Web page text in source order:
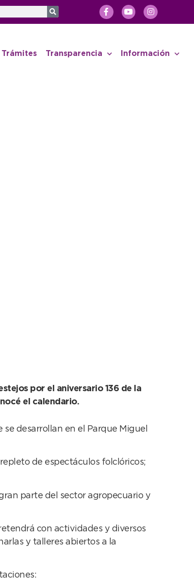
Trámites Transparencia Información
por el aniversario 136 de la
el calendario.
desarrollan en el Parque Miguel
de espectáculos folclóricos;
parte del sector agropecuario y
con actividades y diversos
y talleres abiertos a la